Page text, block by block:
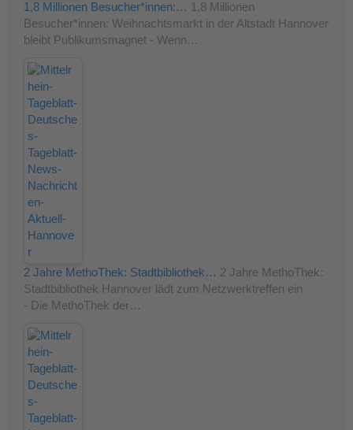
1,8 Millionen Besucher*innen:… 1,8 Millionen
Besucher*innen: Weihnachtsmarkt in der Altstadt Hannover
bleibt Publikumsmagnet - Wenn…
2 Jahre MethoThek: Stadtbibliothek… 2 Jahre MethoThek:
Stadtbibliothek Hannover lädt zum Netzwerktreffen ein
- Die MethoThek der…